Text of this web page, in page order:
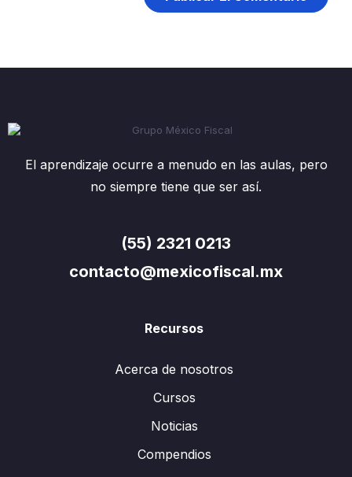
El aprendizaje ocurre a menudo en las aulas, pero
no siempre tiene que ser así.
(55) 2321 0213
contacto@mexicofiscal.mx
Recursos
Acerca de nosotros
Cursos
Noticias
Compendios